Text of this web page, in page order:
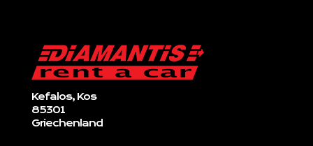
Kefalos, Kos
85301
Griechenland